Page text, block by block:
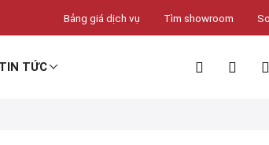
Bảng giá dịch vụ Tìm showroom
TIN TỨC